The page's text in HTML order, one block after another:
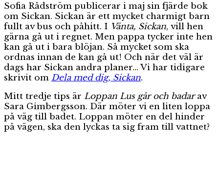
Sofia Rådström publicerar i maj sin fjärde bok
om Sickan. Sickan är ett mycket charmigt barn
fullt av bus och påhitt. I Vänta, Sickan, vill hen
gärna gå ut i regnet. Men pappa tycker inte hen
kan gå ut i bara blöjan. Så mycket som ska
ordnas innan de kan gå ut! Och när det väl är
dags har Sickan andra planer… Vi har tidigare
skrivit om Dela med dig, Sickan.
Mitt tredje tips är Loppan Lus går och badarav
Sara Gimbergsson. Där möter vi en liten loppa
på väg till badet. Loppan möter en del hinder
på vägen, ska den lyckas ta sig fram till vattnet?